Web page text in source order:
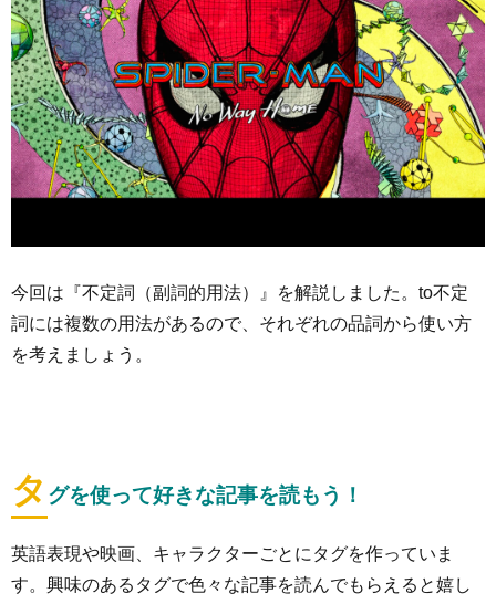
今回は『不定詞（副詞的用法）』を解説しました。to不定
詞には複数の用法があるので、それぞれの品詞から使い方
を考えましょう。
タ グを使って好きな記事を読もう！
英語表現や映画、キャラクターごとにタグを作っていま
す。興味のあるタグで色々な記事を読んでもらえると嬉し